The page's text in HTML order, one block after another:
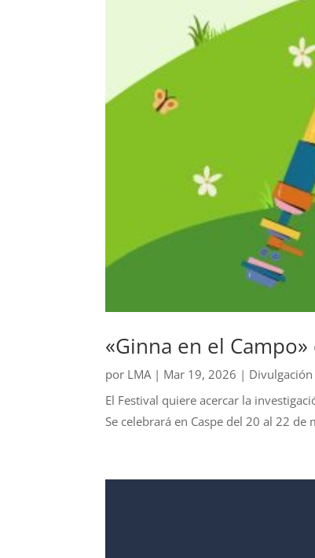
«Ginna en el Campo»
por LMA | Mar 19, 2026 |
El Festival quiere acercar la
Se celebrará en Caspe del 20 al 22